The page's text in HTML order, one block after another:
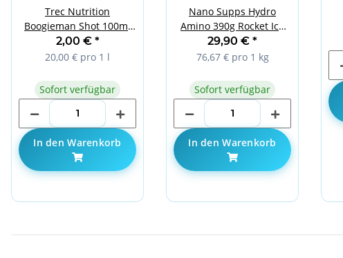
Trec Nutrition
Boogieman Shot 100ml
Bubble Gum
2,00 € *
20,00 € pro 1 l
Sofort verfügbar
In den Warenkorb
Nano Supps Hydro
Amino 390g Rocket Ice
Pop
29,90 € *
76,67 € pro 1 kg
Sofort verfügbar
In den Warenkorb